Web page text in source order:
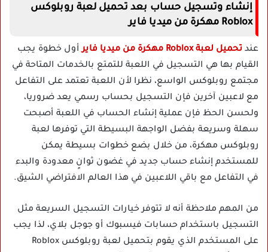
إنشاء وتسجيل حساب بعد تحميل لعبة روبلوكس
Roblox مهكرة من ميديا فاير
عند تحميل لعبة Roblox مهكرة من ميديا فاير
أول خطوة يجب
القيام بها هي التسجيل في اللعبة للتمتع بالخدمات المتاحة في
مجتمع روبلوكس الواسع، نظرا لأن اللعبة تعتمد على التفاعل
مع لاعبين آخرين فإن التسجيل بحساب رسمي يعد ضروريا،
ولحسن الحظ فإن عملية إنشاء الحساب في اللعبة أصبحت
سهلة وسريعة بفضل الواجهة البسيطة التي توفرها لعبة
روبلوكس مهكرة، من خلال بضع خطوات بسيطة يمكن
للمستخدم إنشاء حساب جديد في غضون ثوانٍ معدودة والبدء
في التفاعل مع باقي اللاعبين في هذا العالم الافتراضي الشيق.
من المهم ملاحظة أنه لا تتوفر خيارات التسجيل السريعة مثل
التسجيل باستخدام حسابات فيسبوك أو جوجل بلاي، لذا يجب
على المستخدم الذي يقوم بتحميل لعبة روبلوكس Roblox